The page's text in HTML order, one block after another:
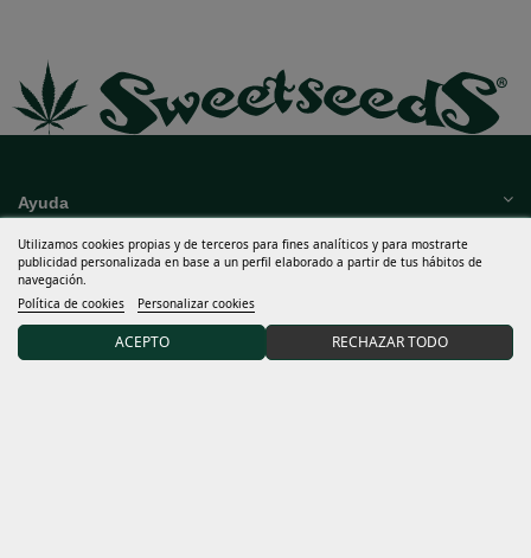
Ayuda
Mucho más
Mi cuenta
Términos y condiciones
Utilizamos cookies propias y de terceros para fines analíticos y para mostrarte
publicidad personalizada en base a un perfil elaborado a partir de tus hábitos de
navegación.
Política de cookies
Personalizar cookies
RECHAZAR TODO
ACEPTO